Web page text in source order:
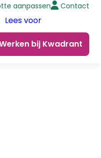
Lees voor
bij Kwadrant
aanpassen Contact